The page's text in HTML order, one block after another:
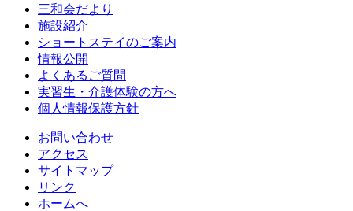
三和会だより
施設紹介
ショートステイのご案内
情報公開
よくあるご質問
実習生・介護体験の方へ
個人情報保護方針
お問い合わせ
アクセス
サイトマップ
リンク
ホームへ